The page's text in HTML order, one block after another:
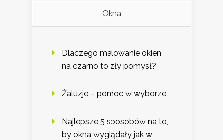
Okna
Dlaczego malowanie okien
na czarno to zły pomysł?
Żaluzje – pomoc w wyborze
Najlepsze 5 sposobów na to,
by okna wyglądały jak w